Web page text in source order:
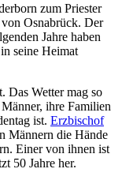
zum Priester
Osnabrück. Der
Jahre haben
seine Heimat
Das Wetter mag so
ihre Familien
ist. Erzbischof
Männern die Hände
Einer von ihnen ist
50 Jahre her.